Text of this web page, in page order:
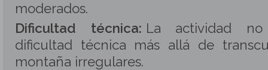
moderados.
Dificultad técnica: La actividad no
dificultad técnica más allá de
montaña irregulares.